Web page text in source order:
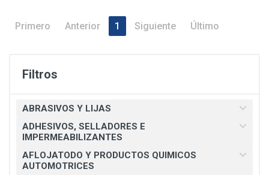
Filtros
ABRASIVOS Y LIJAS
ADHESIVOS, SELLADORES E
IMPERMEABILIZANTES
AFLOJATODO Y PRODUCTOS QUIMICOS
AUTOMOTRICES
Primero Anterior 1 Siguiente Último